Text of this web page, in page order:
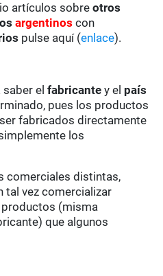
artículos sobreotros
argentinos con
pulse aquí (enlace).
saber elfabricantey el país
pues los productos
fabricados directamente
los
comerciales distintas,
tal vez comercializar
(misma
que algunos